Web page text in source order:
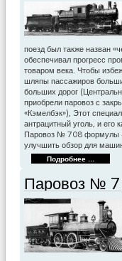
поезд был также назван
обеспечивал прогресс
товаром века. Чтобы
шляпы пассажиров
больших дорог
приобрели паровоз с
«Кэмелбэк»), Этот
антрацитный уголь, и его
Паровоз № 708 формулы
улучшить обзор для
Подробнее ...
Паровоз №